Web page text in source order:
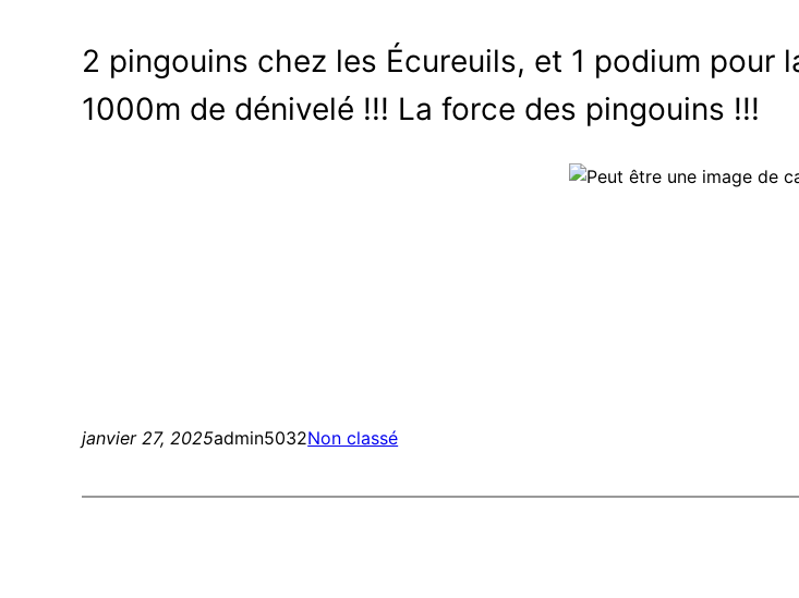
2 pingouins chez les Écureuils, et 1 podium pour
1000m de dénivelé !!! La force des pingouins !!!
janvier 27, 2025admin5032Non classé